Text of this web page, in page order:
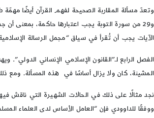
و29 من سورة التوبة يجب اعتبارها حاكمة، بمعنى
الآيات يجب أن تُقرأ في سياق “مجمل الرسالة الإسلامية”
الفصل الرابع لـ”القانون الإسلامي الإنساني
المشينة، كان ولا يزال أساسًا في هذه المسألة. ومع
نجد مثالًا على ذلك في الحالات الشهيرة التي ناقش